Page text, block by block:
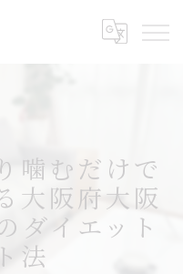
噛むだけで
大阪府大阪
ダイエット
法